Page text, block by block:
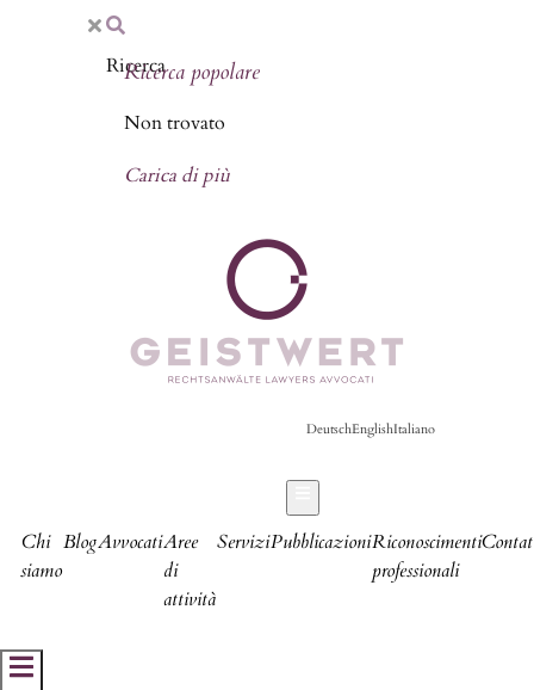
Ricerca popolare
Non trovato
Carica di più
DeutschEnglishItaliano
Chi
siamo
BlogAvvocatiAree
di
attività
ServiziPubblicazioniRiconoscimenti
professionali
Hamburger Toggle Menu